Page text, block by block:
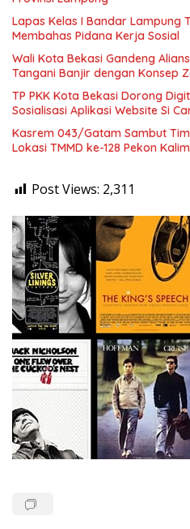
Lapas Kelas I Bandar Lampung
Membahas Pidana Kerja Sosial
Wali Kota Bekasi Gandeng
Tangani Banjir dengan Konsep
TP PKK Kota Bekasi Dorong
Sosialisasi Aplikasi Website Si
Kasrem 043/Gatam Sambut
Lokasi TMMD ke-128 Pekon
Post Views: 2,311